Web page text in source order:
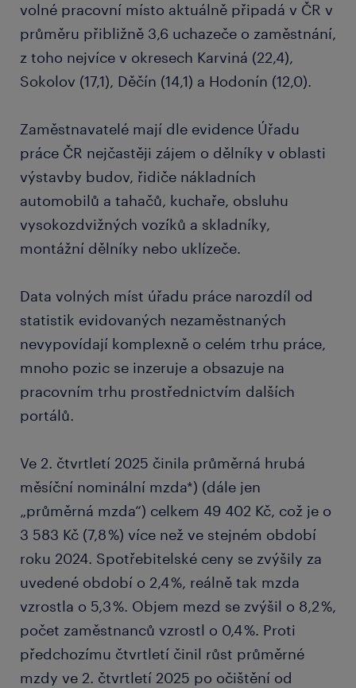
volné pracovní místo aktuálně připadá v ČR v
průměru přibližně 3,6 uchazeče o zaměstnání,
z toho nejvíce v okresech Karviná (22,4),
Sokolov (17,1), Děčín (14,1) a Hodonín (12,0).
Zaměstnavatelé mají dle evidence Úřadu
práce ČR nejčastěji zájem o dělníky v oblasti
výstavby budov, řidiče nákladních
automobilů a tahačů, kuchaře, obsluhu
vysokozdvižných vozíků a skladníky,
montážní dělníky nebo uklízeče.
Data volných míst úřadu práce narozdíl od
statistik evidovaných nezaměstnaných
nevypovídají komplexně o celém trhu práce,
mnoho pozic se inzeruje a obsazuje na
pracovním trhu prostřednictvím dalších
portálů.
Ve 2. čtvrtletí 2025 činila průměrná hrubá
měsíční nominální mzda*) (dále jen
„průměrná mzda“) celkem 49 402 Kč, což je o
3 583 Kč (7,8 %) více než ve stejném období
roku 2024. Spotřebitelské ceny se zvýšily za
uvedené období o 2,4 %, reálně tak mzda
vzrostla o 5,3 %. Objem mezd se zvýšil o 8,2 %,
počet zaměstnanců vzrostl o 0,4 %. Proti
předchozímu čtvrtletí činil růst průměrné
mzdy ve 2. čtvrtletí 2025 po očištění od